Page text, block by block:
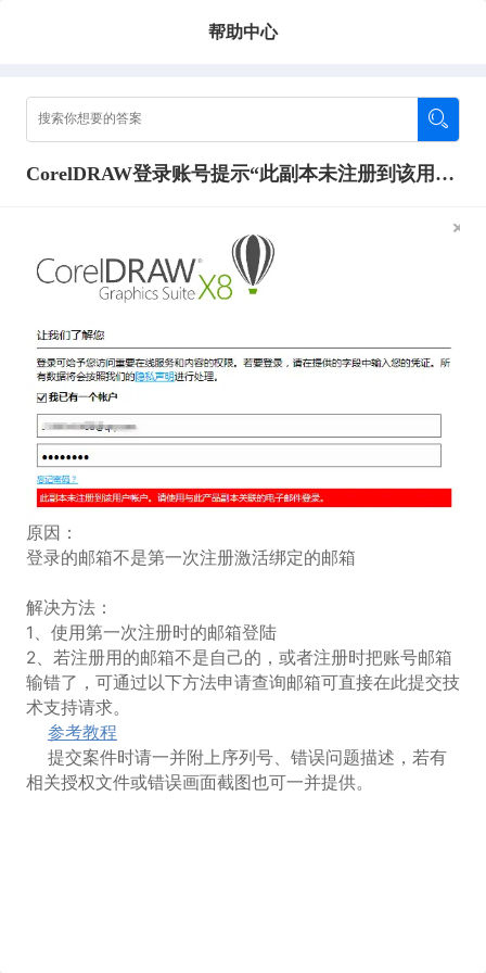
帮助中心
CorelDRAW登录账号提示“此副本未注册到该用户账户。请使用与此产品副本关联的电子邮箱登录。“
原因：
登录的邮箱不是第一次注册激活绑定的邮箱
解决方法：
1、使用第一次注册时的邮箱登陆
2、若注册用的邮箱不是自己的，或者注册时把账号邮箱
输错了，可通过以下方法申请查询邮箱可直接在此提交技
术支持请求。
参考教程
提交案件时请一并附上序列号、错误问题描述，若有
相关授权文件或错误画面截图也可一并提供。